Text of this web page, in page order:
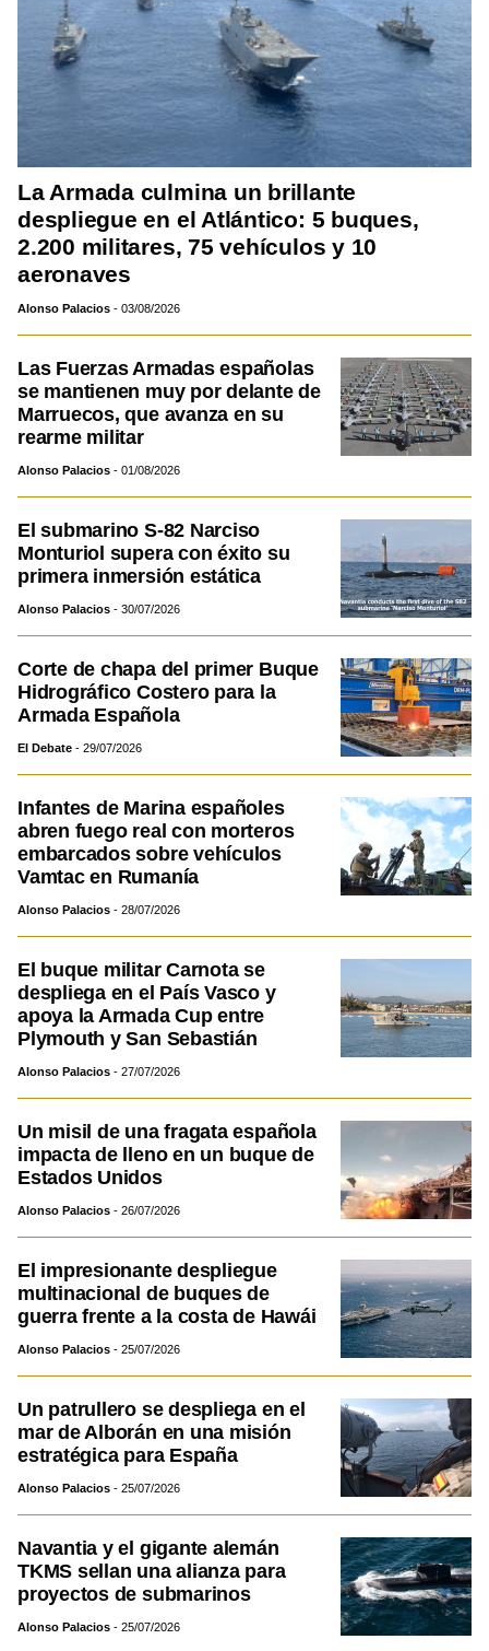
La Armada culmina un brillante
despliegue en el Atlántico: 5 buques,
2.200 militares, 75 vehículos y 10
aeronaves
Alonso Palacios 03/08/2026
Las Fuerzas Armadas españolas
se mantienen muy por delante de
Marruecos, que avanza en su
rearme militar
Alonso Palacios 01/08/2026
El submarino S-82 Narciso
Monturiol supera con éxito su
primera inmersión estática
Alonso Palacios 30/07/2026
Corte de chapa del primer Buque
Hidrográfico Costero para la
Armada Española
El Debate 29/07/2026
Infantes de Marina españoles
abren fuego real con morteros
embarcados sobre vehículos
Vamtac en Rumanía
Alonso Palacios 28/07/2026
El buque militar Carnota se
despliega en el País Vasco y
apoya la Armada Cup entre
Plymouth y San Sebastián
Alonso Palacios 27/07/2026
Un misil de una fragata española
impacta de lleno en un buque de
Estados Unidos
Alonso Palacios 26/07/2026
El impresionante despliegue
multinacional de buques de
guerra frente a la costa de Hawái
Alonso Palacios 25/07/2026
Un patrullero se despliega en el
mar de Alborán en una misión
estratégica para España
Alonso Palacios 25/07/2026
Navantia y el gigante alemán
TKMS sellan una alianza para
proyectos de submarinos
Alonso Palacios 25/07/2026